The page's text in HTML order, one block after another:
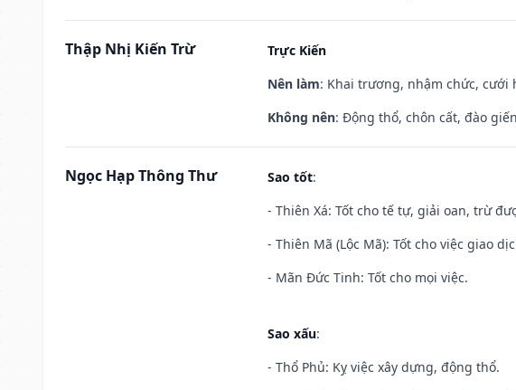
Thập Nhị Kiến Trừ
Trực Kiến
Nên làm: Khai trương, nhậm chức, cưới
Không nên: Động thổ, chôn cất, đào
Ngọc Hạp Thông Thư Sao tốt:
- Thiên Xá: Tốt cho tế tự, giải oan, trừ
- Thiên Mã (Lộc Mã): Tốt cho việc giao
- Mãn Đức Tinh: Tốt cho mọi việc.
Sao xấu:
- Thổ Phủ: Kỵ việc xây dựng, động thổ.